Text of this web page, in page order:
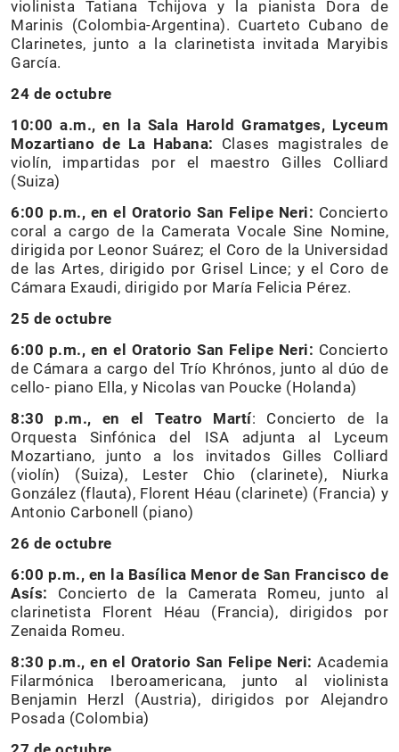
violinista Tatiana Tchijova y la pianista Dora de
Marinis (Colombia-Argentina). Cuarteto Cubano de
Clarinetes, junto a la clarinetista invitada Maryibis
García.
24 de octubre
10:00 a.m., en la Sala Harold Gramatges, Lyceum
Mozartiano de La Habana: Clases magistrales de
violín, impartidas por el maestro Gilles Colliard
(Suiza)
6:00 p.m., en el Oratorio San Felipe Neri: Concierto
coral a cargo de la Camerata Vocale Sine Nomine,
dirigida por Leonor Suárez; el Coro de la Universidad
de las Artes, dirigido por Grisel Lince; y el Coro de
Cámara Exaudi, dirigido por María Felicia Pérez.
25 de octubre
6:00 p.m., en el Oratorio San Felipe Neri: Concierto
de Cámara a cargo del Trío Khrónos, junto al dúo de
cello- piano Ella, y Nicolas van Poucke (Holanda)
8:30 p.m., en el Teatro Martí: Concierto de la
Orquesta Sinfónica del ISA adjunta al Lyceum
Mozartiano, junto a los invitados Gilles Colliard
(violín) (Suiza), Lester Chio (clarinete), Niurka
González (flauta), Florent Héau (clarinete) (Francia) y
Antonio Carbonell (piano)
26 de octubre
6:00 p.m., en la Basílica Menor de San Francisco de
Asís: Concierto de la Camerata Romeu, junto al
clarinetista Florent Héau (Francia), dirigidos por
Zenaida Romeu.
8:30 p.m., en el Oratorio San Felipe Neri: Academia
Filarmónica Iberoamericana, junto al violinista
Benjamin Herzl (Austria), dirigidos por Alejandro
Posada (Colombia)